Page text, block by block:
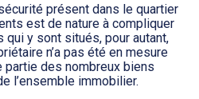
présent dans le quartier
est de nature à compliquer
y sont situés, pour autant,
n’a pas été en mesure
partie des nombreux biens
l’ensemble immobilier.